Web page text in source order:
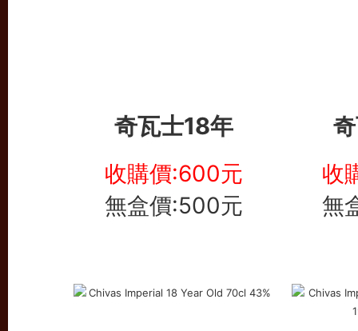
奇瓦士18年
收購價:600元
無盒價:500元
收
無